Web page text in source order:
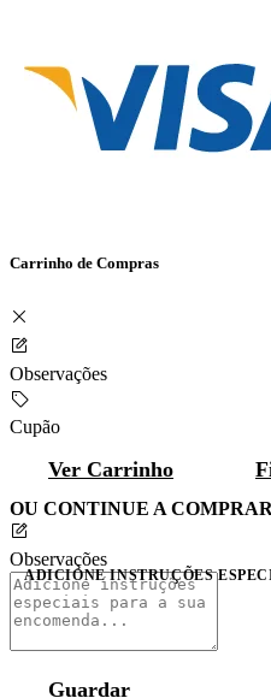
Carrinho de Compras
Observações
Cupão
Ver Carrinho
OU CONTINUE A COMPRAR
Observações
ADICIONE INSTRUÇÕES
Guardar